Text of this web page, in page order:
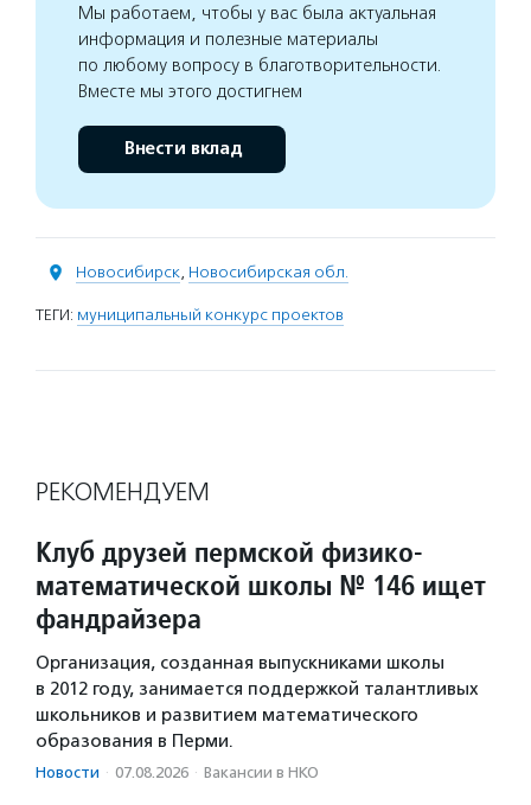
Мы работаем, чтобы у вас была актуальная
информация и полезные материалы
по любому вопросу в благотворительности.
Вместе мы этого достигнем
Внести вклад
Новосибирск, Новосибирская обл.
ТЕГИ: муниципальный конкурс проектов
РЕКОМЕНДУЕМ
Клуб друзей пермской физико-
математической школы № 146 ищет
фандрайзера
Организация, созданная выпускниками школы
в 2012 году, занимается поддержкой талантливых
школьников и развитием математического
образования в Перми.
Новости · 07.08.2026 · Вакансии в НКО